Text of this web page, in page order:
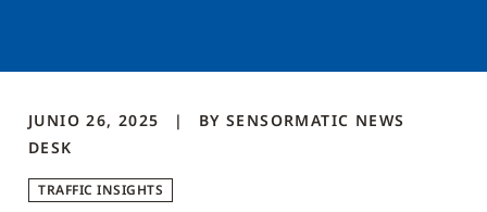
JUNIO 26, 2025 BY SENSORMATIC NEWS
DESK
TRAFFIC INSIGHTS